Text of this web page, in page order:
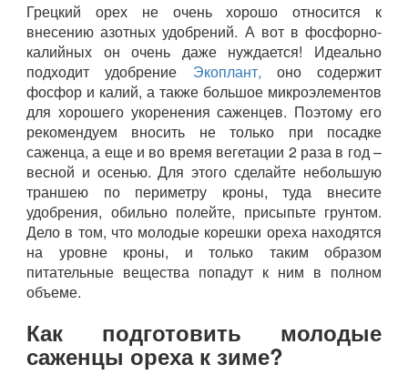
Грецкий орех не очень хорошо относится к
внесению азотных удобрений. А вот в фосфорно-
калийных он очень даже нуждается! Идеально
подходит удобрение Экоплант, оно содержит
фосфор и калий, а также большое микроэлементов
для хорошего укоренения саженцев. Поэтому его
рекомендуем вносить не только при посадке
саженца, а еще и во время вегетации 2 раза в год –
весной и осенью. Для этого сделайте небольшую
траншею по периметру кроны, туда внесите
удобрения, обильно полейте, присыпьте грунтом.
Дело в том, что молодые корешки ореха находятся
на уровне кроны, и только таким образом
питательные вещества попадут к ним в полном
объеме.
Как подготовить молодые
саженцы ореха к зиме?